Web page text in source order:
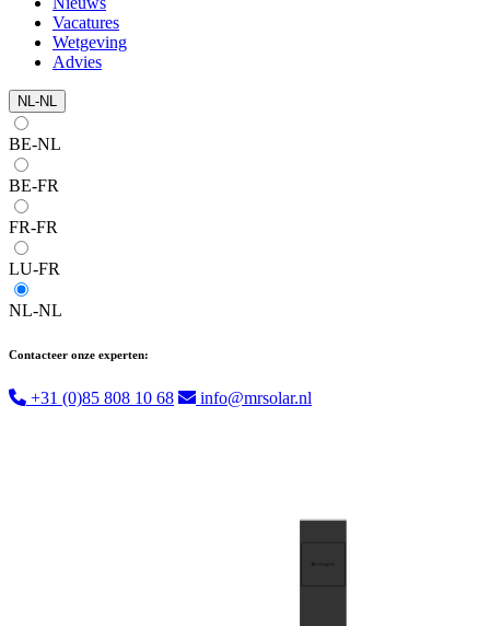
Vacatures
Wetgeving
Advies
NL-NL
BE-NL
BE-FR
FR-FR
LU-FR
NL-NL
Contacteer onze experten:
+31 (0)85 808 10 68 info@mrsolar.nl